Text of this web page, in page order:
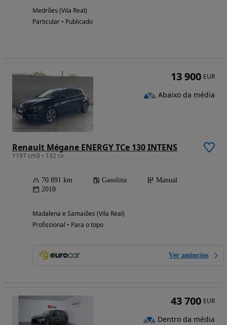
Medrões (Vila Real)
Particular • Publicado
Renault Mégane ENERGY TCe 130 INTENS
1197 cm3 • 132 cv
70 891 km Gasolina
Manual
2018
Madalena e Samaiões (Vila Real)
Profissional • Para o topo
Ver anúncios
13 900 EUR
Abaixo da média
43 700 EUR
Dentro da média